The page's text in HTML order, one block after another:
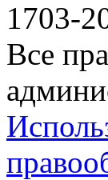
1703-
Все